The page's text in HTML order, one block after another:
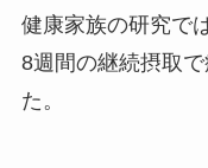
健康家族の研究では
8週間の継続摂取
た。